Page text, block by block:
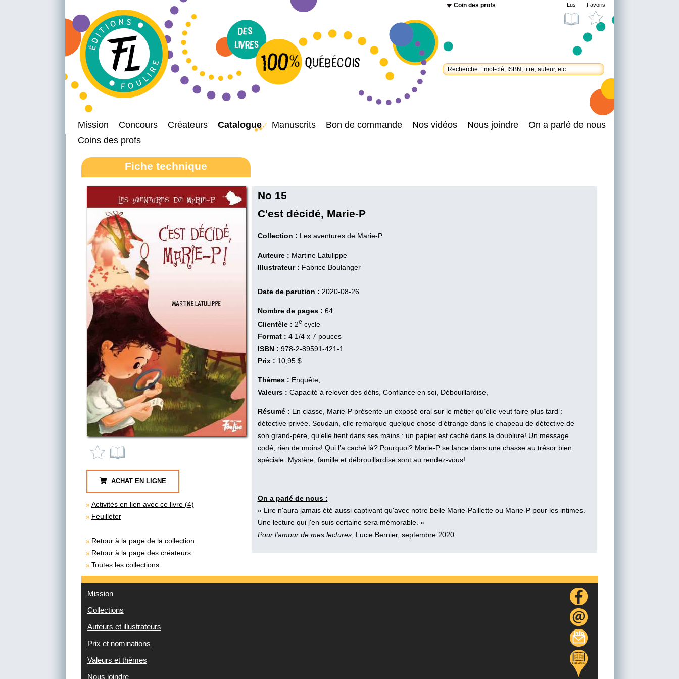
Mission Concours Créateurs Catalogue Manuscrits Bon de commande Nos vidéos Nous joindre
On a parlé de nous
Coins des profs
Coin des profs Lus Favoris
Fiche technique
ACHAT EN LIGNE
Activités en lien avec ce livre (4)
Feuilleter
Retour à la page de la collection
Retour à la page des créateurs
Toutes les collections
No 15
C'est décidé, Marie-P
Collection : Les aventures de Marie-P
Auteure : Martine Latulippe
Illustrateur : Fabrice Boulanger
Date de parution : 2020-08-26
Nombre de pages : 64
Clientèle : 2e cycle
Format : 4 1/4 x 7 pouces
ISBN : 978-2-89591-421-1
Prix : 10,95 $
Thèmes : Enquête,
Valeurs : Capacité à relever des défis, Confiance en soi, Débouillardise,
Résumé : En classe, Marie-P présente un exposé oral sur le métier qu’elle veut faire plus tard :
détective privée. Soudain, elle remarque quelque chose d’étrange dans le chapeau de détective de
son grand-père, qu’elle tient dans ses mains : un papier est caché dans la doublure! Un message
codé, rien de moins! Qui l’a caché là? Pourquoi? Marie-P se lance dans une chasse au trésor bien
spéciale. Mystère, famille et débrouillardise sont au rendez-vous!
On a parlé de nous :
« Lire n'aura jamais été aussi captivant qu'avec notre belle Marie-Paillette ou Marie-P pour les intimes.
Une lecture qui j'en suis certaine sera mémorable. »
Pour l'amour de mes lectures, Lucie Bernier, septembre 2020
Mission
Collections
Auteurs et illustrateurs
Prix et nominations
Valeurs et thèmes
Nous joindre